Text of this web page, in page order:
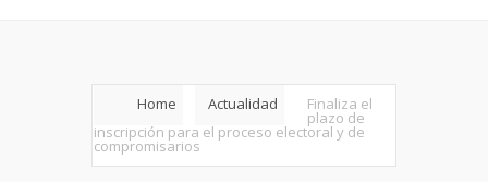
Home Actualidad Finaliza el
plazo de
inscripción para el proceso electoral y de
compromisarios